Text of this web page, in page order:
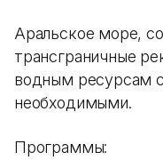
Аральское море,
трансграничные
водным ресурсам
необходимыми.
Программы: